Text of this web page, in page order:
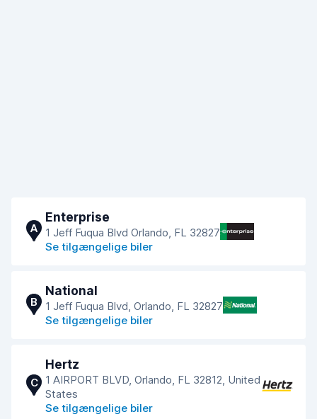
A
Enterprise
1 Jeff Fuqua Blvd Orlando, FL 32827
Se tilgængelige biler
B
National
1 Jeff Fuqua Blvd, Orlando, FL 32827
Se tilgængelige biler
C
Hertz
1 AIRPORT BLVD, Orlando, FL 32812, United
States
Se tilgængelige biler